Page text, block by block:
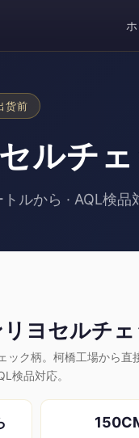
货前
ルチ
ルから · AQL検品
ヨセルチ
ック柄。柯橋工場から
検品対応。